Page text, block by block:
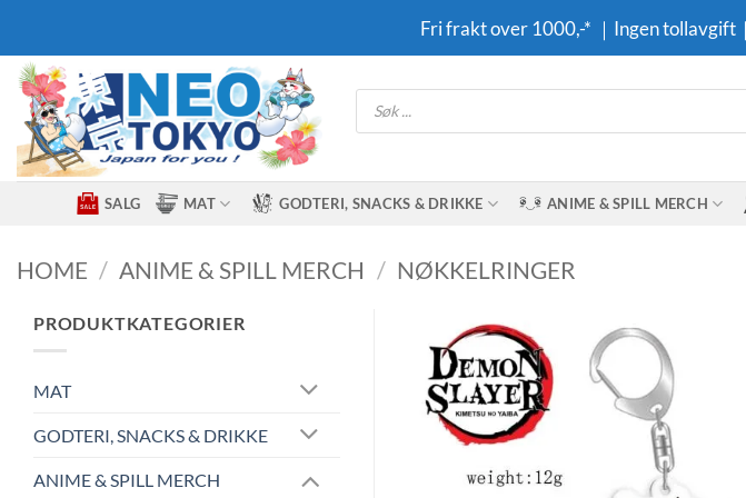
content
Fri frakt over 1000,-* ｜Ingen tollavgift
Products
search
SALG MAT GODTERI, SNACKS & DRIKKE ANIME & SPILL MERCH
HOME / ANIME & SPILL MERCH / NØKKELRINGER
PRODUKTKATEGORIER
MAT
GODTERI, SNACKS & DRIKKE
ANIME & SPILL MERCH